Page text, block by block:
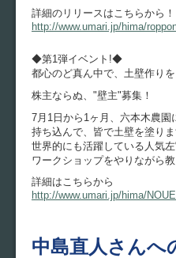
詳細のリリースはこちらから！
http://www.umari.jp/hima/
◆第1弾イベント!◆
都心のど真ん中で、土壁作り
株主ならぬ、"壁主"募集！
7月1日から1ヶ月、六本木農園
持ち込んで、皆で土壁を塗りま
世界的にも活躍している人気
ワークショップをやりながら
詳細はこちらから
http://www.umari.jp/hima/
中島直人さんへ